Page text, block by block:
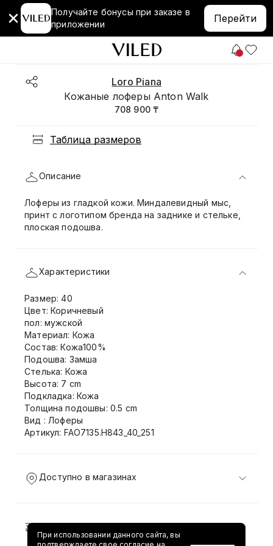
Получайте бонусы при заказе в
приложении
Перейти
Loro Piana
Кожаные лоферы Anton Walk
708 900 ₸
Таблица размеров
Описание
Лоферы из гладкой кожи. Миндалевидный мыс,
принт с логотипом бренда на заднике и стельке,
плоская подошва.
Характеристики
Размер: 40
Цвет: Коричневый
пол: мужской
Материал: Кожа
Состав: Кожа100%
Подошва: Замша
Стелька: Кожа
Высота: 7 cm
Подкладка: Кожа
Толщина подошвы: 0.5 cm
Вид : Лоферы
Артикул: FAO7135.H843_40_251
Доступно в магазинах
Доставка и возврат
При использовании данного сайта, вы